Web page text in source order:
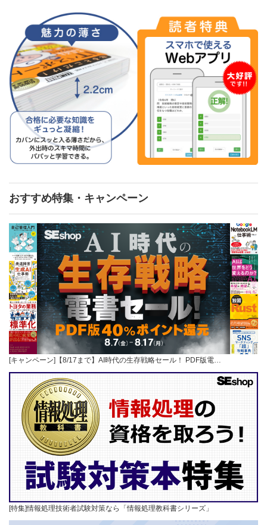
おすすめ特集・キャンペーン
[キャンペーン]【8/17まで】AI時代の生存戦略セール！ PDF版電…
[特集]情報処理技術者試験対策なら「情報処理教科書シリーズ」